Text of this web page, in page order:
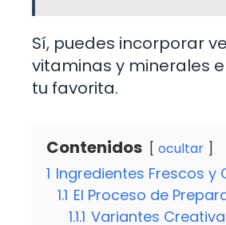
Sí, puedes incorporar
vitaminas y minerales
tu favorita.
Contenidos ocultar
1 Ingredientes Frescos y
1.1 El Proceso de
1.1.1 Variantes